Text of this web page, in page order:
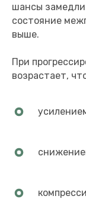
шансы
состояние
выше.
При
возрастает,